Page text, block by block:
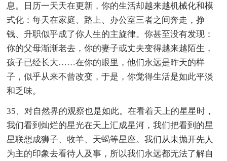
息。日历一天天在更新，你的生活却越来越机械化和模
式化：每天在家庭、路上、办公室三者之间奔走，挣
钱、升职似乎成了你人生的主旋律。你甚至没有发现：
你的父母渐渐老去，你的妻子或丈夫变得越来越陌生，
孩子已经长大……在你的眼里，他们永远是昨天的样
子，似乎从来不曾改变，于是，你觉得生活是如此平淡
和乏味。
35、对自然界的观察也是如此。在看着天上的星星时，
我们看到灿烂的星光在天上汇成星河，我们把看到的星
星联想成狮子、牧羊、天蝎等星座。我们从未抛开先人
为主的印象去看待人及事，所以我们永远都无法了解自